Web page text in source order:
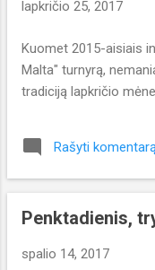
m
lapkričio 25, 2017
Kuomet 2015-aisiais
Malta" turnyrą,
tradiciją lapkričio
Rašyti komentarą
Penktadienis,
spalio 14, 2017